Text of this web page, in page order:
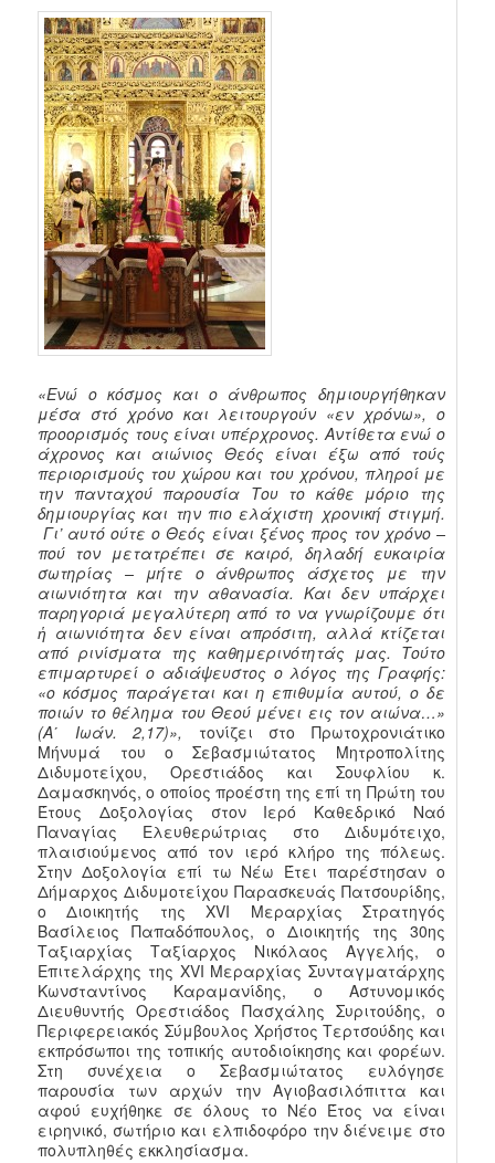
«Ενώ ο κόσμος και ο άνθρωπος δημιουργήθηκαν
μέσα στό χρόνο και λειτουργούν «εν χρόνω», ο
προορισμός τους είναι υπέρχρονος. Αντίθετα ενώ ο
άχρονος και αιώνιος Θεός είναι έξω από τούς
περιορισμούς του χώρου και του χρόνου, πληροί με
την πανταχού παρουσία Του το κάθε μόριο της
δημιουργίας και την πιο ελάχιστη χρονική στιγμή.
Γι’ αυτό ούτε ο Θεός είναι ξένος προς τον χρόνο –
πού τον μετατρέπει σε καιρό, δηλαδή ευκαιρία
σωτηρίας – μήτε ο άνθρωπος άσχετος με την
αιωνιότητα και την αθανασία. Και δεν υπάρχει
παρηγοριά μεγαλύτερη από το να γνωρίζουμε ότι
ἡ αιωνιότητα δεν είναι απρόσιτη, αλλά κτίζεται
από ρινίσματα της καθημερινότητάς μας. Τούτο
επιμαρτυρεί ο αδιάψευστος ο λόγος της Γραφής:
«ο κόσμος παράγεται και η επιθυμία αυτού, ο δε
ποιών το θέλημα του Θεού μένει εις τον αιώνα…»
(Α΄ Ιωάν. 2,17)»,
τονίζει στο Πρωτοχρονιάτικο
Μήνυμά του ο Σεβασμιώτατος Μητροπολίτης
Διδυμοτείχου, Ορεστιάδος και Σουφλίου κ.
Δαμασκηνός, ο οποίος προέστη της επί τη Πρώτη του
Έτους Δοξολογίας στον Ιερό Καθεδρικό Ναό
Παναγίας Ελευθερώτριας στο Διδυμότειχο,
πλαισιούμενος από τον ιερό κλήρο της πόλεως.
Στην Δοξολογία επί τω Νέω Έτει παρέστησαν ο
Δήμαρχος Διδυμοτείχου Παρασκευάς Πατσουρίδης,
ο Διοικητής της XVI Μεραρχίας Στρατηγός
Βασίλειος Παπαδόπουλος, ο Διοικητής της 30ης
Ταξιαρχίας Ταξίαρχος Νικόλαος Αγγελής, ο
Επιτελάρχης της XVI Μεραρχίας Συνταγματάρχης
Κωνσταντίνος Καραμανίδης, ο Αστυνομικός
Διευθυντής Ορεστιάδος Πασχάλης Συριτούδης, ο
Περιφερειακός Σύμβουλος Χρήστος Τερτσούδης και
εκπρόσωποι της τοπικής αυτοδιοίκησης και φορέων.
Στη συνέχεια ο Σεβασμιώτατος ευλόγησε
παρουσία των αρχών την Αγιοβασιλόπιττα και
αφού ευχήθηκε σε όλους το Νέο Έτος να είναι
ειρηνικό, σωτήριο και ελπιδοφόρο την διένειμε στο
πολυπληθές εκκλησίασμα.